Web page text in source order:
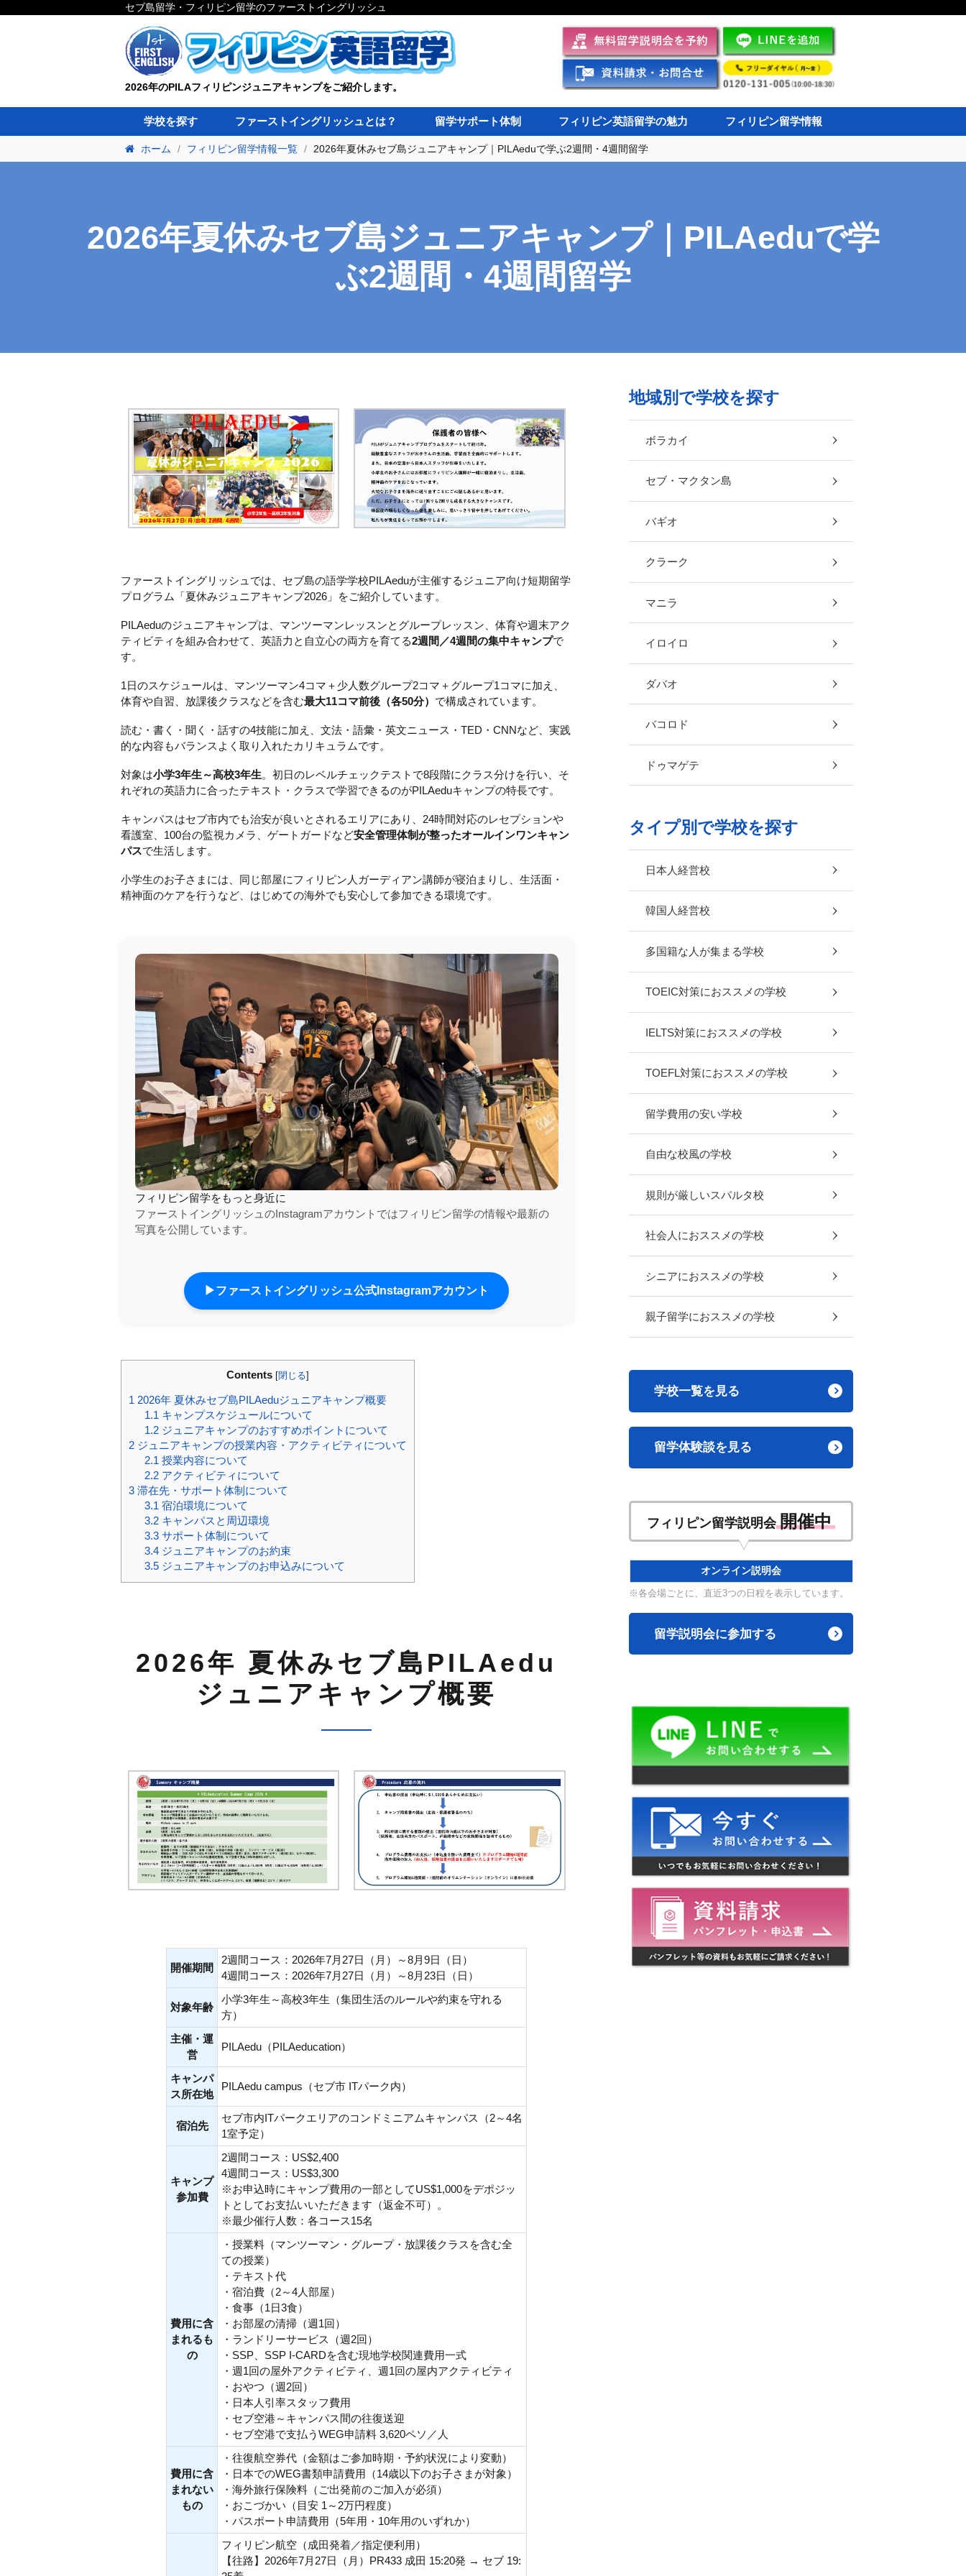
セブ島留学・フィリピン留学のファーストイングリッシュ
2026年のPILAフィリピンジュニアキャンプをご紹介します。
学校を探す ファーストイングリッシュとは？ 留学サポート体制 フィリピン英語留学の魅力 フィリピン留学情報
ホーム フィリピン留学情報一覧 2026年夏休みセブ島ジュニアキャンプ｜PILAeduで学ぶ2週間・4週間留学
2026年夏休みセブ島ジュニアキャンプ｜PILAeduで学
ぶ2週間・4週間留学
ファーストイングリッシュでは、セブ島の語学学校PILAeduが主催するジュニア向け短期留学
プログラム「夏休みジュニアキャンプ2026」をご紹介しています。
PILAeduのジュニアキャンプは、マンツーマンレッスンとグループレッスン、体育や週末アク
ティビティを組み合わせて、英語力と自立心の両方を育てる2週間／4週間の集中キャンプで
す。
1日のスケジュールは、マンツーマン4コマ＋少人数グループ2コマ＋グループ1コマに加え、
体育や自習、放課後クラスなどを含む最大11コマ前後（各50分） で構成されています。
読む・書く・聞く・話すの4技能に加え、文法・語彙・英文ニュース・TED・CNNなど、実践
的な内容もバランスよく取り入れたカリキュラムです。
対象は小学3年生～高校3年生。初日のレベルチェックテストで8段階にクラス分けを行い、そ
れぞれの英語力に合ったテキスト・クラスで学習できるのがPILAeduキャンプの特長です。
キャンパスはセブ市内でも治安が良いとされるエリアにあり、24時間対応のレセプションや
看護室、100台の監視カメラ、ゲートガードなど安全管理体制が整ったオールインワンキャン
パスで生活します。
小学生のお子さまには、同じ部屋にフィリピン人ガーディアン講師が寝泊まりし、生活面・
精神面のケアを行うなど、はじめての海外でも安心して参加できる環境です。
フィリピン留学をもっと身近に
ファーストイングリッシュのInstagramアカウントではフィリピン留学の情報や最新の
写真を公開しています。
▶ファーストイングリッシュ公式Instagramアカウント
Contents [閉じる]
1 2026年 夏休みセブ島PILAeduジュニアキャンプ概要
1.1 キャンプスケジュールについて
1.2 ジュニアキャンプのおすすめポイントについて
2 ジュニアキャンプの授業内容・アクティビティについて
2.1 授業内容について
2.2 アクティビティについて
3 滞在先・サポート体制について
3.1 宿泊環境について
3.2 キャンパスと周辺環境
3.3 サポート体制について
3.4 ジュニアキャンプのお約束
3.5 ジュニアキャンプのお申込みについて
2026年 夏休みセブ島PILAedu
ジュニアキャンプ概要
開催期間
2週間コース：2026年7月27日（月）～8月9日（日）
4週間コース：2026年7月27日（月）～8月23日（日）
対象年齢
小学3年生～高校3年生（集団生活のルールや約束を守れる
方）
主催・運
営
PILAedu（PILAeducation）
キャンパ
ス所在地
PILAedu campus（セブ市 ITパーク内）
宿泊先
セブ市内ITパークエリアのコンドミニアムキャンパス（2～4名
1室予定）
キャンプ
参加費
2週間コース：US$2,400
4週間コース：US$3,300
※お申込時にキャンプ費用の一部としてUS$1,000をデポジッ
トとしてお支払いいただきます（返金不可）。
※最少催行人数：各コース15名
費用に含
まれるも
の
・授業料（マンツーマン・グループ・放課後クラスを含む全
ての授業）
・テキスト代
・宿泊費（2～4人部屋）
・食事（1日3食）
・お部屋の清掃（週1回）
・ランドリーサービス（週2回）
・SSP、SSP I-CARDを含む現地学校関連費用一式
・週1回の屋外アクティビティ、週1回の屋内アクティビティ
・おやつ（週2回）
・日本人引率スタッフ費用
・セブ空港～キャンパス間の往復送迎
・セブ空港で支払うWEG申請料 3,620ペソ／人
費用に含
まれない
もの
・往復航空券代（金額はご参加時期・予約状況により変動）
・日本でのWEG書類申請費用（14歳以下のお子さまが対象）
・海外旅行保険料（ご出発前のご加入が必須）
・おこづかい（目安 1～2万円程度）
・パスポート申請費用（5年用・10年用のいずれか）
フィリピン航空（成田発着／指定便利用）
【往路】2026年7月27日（月）PR433 成田 15:20発 → セブ 19:
地域別で学校を探す
ボラカイ
セブ・マクタン島
バギオ
クラーク
マニラ
イロイロ
ダバオ
バコロド
ドゥマゲテ
タイプ別で学校を探す
日本人経営校
韓国人経営校
多国籍な人が集まる学校
TOEIC対策におススメの学校
IELTS対策におススメの学校
TOEFL対策におススメの学校
留学費用の安い学校
自由な校風の学校
規則が厳しいスパルタ校
社会人におススメの学校
シニアにおススメの学校
親子留学におススメの学校
学校一覧を見る
留学体験談を見る
フィリピン留学説明会 開催中
オンライン説明会
※各会場ごとに、直近3つの日程を表示しています。
留学説明会に参加する